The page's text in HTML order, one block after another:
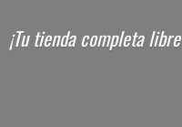
¡Tu tienda completa libre